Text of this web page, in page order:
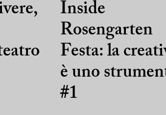
Inside
Rosengarten
Festa: la
è uno
#1